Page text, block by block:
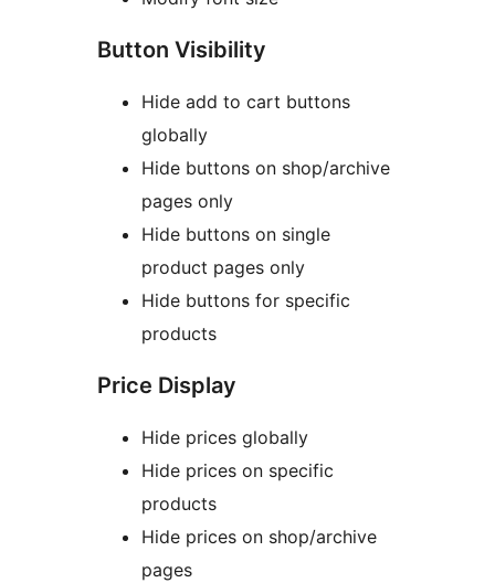
Button Visibility
Hide add to cart buttons
globally
Hide buttons on shop/archive
pages only
Hide buttons on single
product pages only
Hide buttons for specific
products
Price Display
Hide prices globally
Hide prices on specific
products
Hide prices on shop/archive
pages